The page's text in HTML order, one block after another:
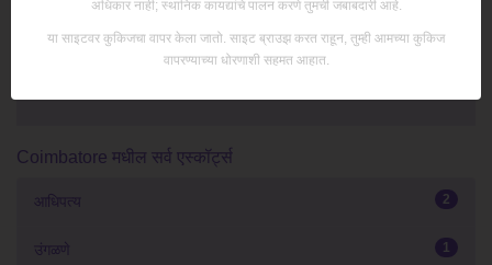
Coimbatore मधील सर्व एस्कॉर्ट्स
आधिपत्य 2
उंगळणे 1
अधिकार नाही; स्थानिक कायद्यांचे पालन करणे तुमची जबाबदारी आहे.
या साइटवर कुकिजचा वापर केला जातो. साइट ब्राउझ करत राहून, तुम्ही आमच्या कुकिज
वापरण्याच्या धोरणाशी सहमत आहात.